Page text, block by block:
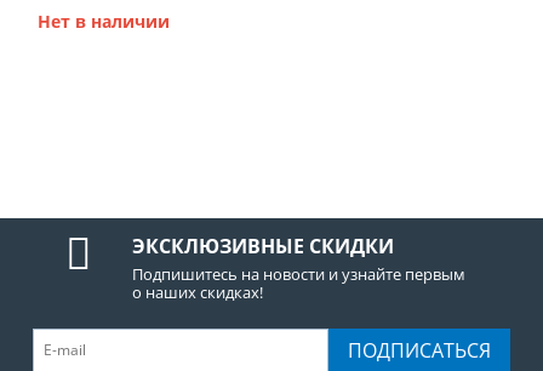
Нет в наличии
ЭКСКЛЮЗИВНЫЕ СКИДКИ
Подпишитесь на новости и узнайте первым
о наших скидках!
ПОДПИСАТЬСЯ